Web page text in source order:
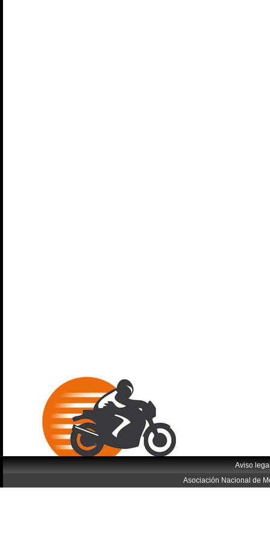
Aviso
Asociación Nacional de